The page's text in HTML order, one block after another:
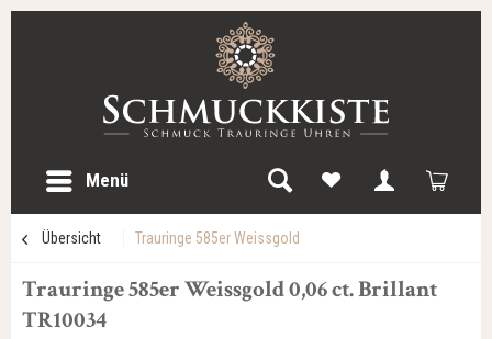
Menü
Übersicht Trauringe 585er Weissgold
Trauringe 585er Weissgold 0,06 ct. Brillant
TR10034